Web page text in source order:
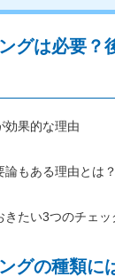
グは必要？
効果的な理由
もある理由とは？
たい3つのチェッ
グの種類に